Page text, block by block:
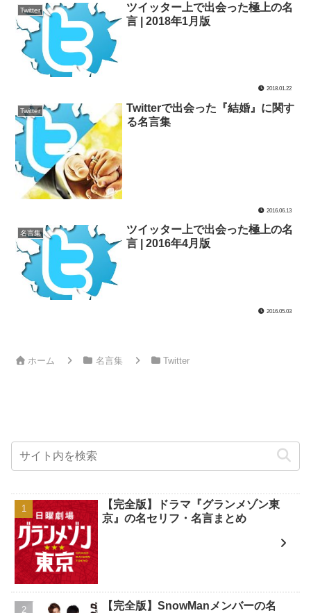
Twitter
ツイッター上で出会った極上の名
言 | 2018年1月版
2018.01.22
Twitter
Twitterで出会った『結婚』に関す
る名言集
2016.06.13
名言集
ツイッター上で出会った極上の名
言 | 2016年4月版
2016.05.03
ホーム 名言集 Twitter
【完全版】ドラマ『グランメゾン東
京』の名セリフ・名言まとめ
【完全版】SnowManメンバーの名